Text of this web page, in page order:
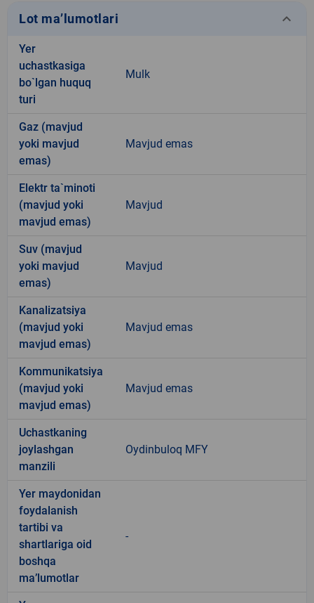
Lot ma’lumotlari keyboard_arrow_down
Yer
uchastkasiga
bo`lgan huquq
turi
Mulk
Gaz (mavjud
yoki mavjud
emas)
Mavjud emas
Elektr ta`minoti
(mavjud yoki
mavjud emas)
Mavjud
Suv (mavjud
yoki mavjud
emas)
Mavjud
Kanalizatsiya
(mavjud yoki
mavjud emas)
Mavjud emas
Kommunikatsiya
(mavjud yoki
mavjud emas)
Mavjud emas
Uchastkaning
joylashgan
manzili
Oydinbuloq MFY
Yer maydonidan
foydalanish
tartibi va
shartlariga oid
boshqa
ma’lumotlar
-